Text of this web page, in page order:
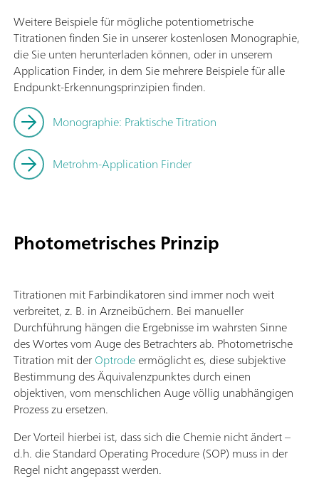
Weitere Beispiele für mögliche potentiometrische
Titrationen finden Sie in unserer kostenlosen Monographie,
die Sie unten herunterladen können, oder in unserem
Application Finder, in dem Sie mehrere Beispiele für alle
Endpunkt-Erkennungsprinzipien finden.
Monographie: Praktische Titration
Metrohm-Application Finder
Photometrisches Prinzip
Titrationen mit Farbindikatoren sind immer noch weit
verbreitet, z. B. in Arzneibüchern. Bei manueller
Durchführung hängen die Ergebnisse im wahrsten Sinne
des Wortes vom Auge des Betrachters ab. Photometrische
Titration mit derOptrodeermöglicht es, diese subjektive
Bestimmung des Äquivalenzpunktes durch einen
objektiven, vom menschlichen Auge völlig unabhängigen
Prozess zu ersetzen.
Der Vorteil hierbei ist, dass sich die Chemie nicht ändert –
d.h. die Standard Operating Procedure (SOP) muss in der
Regel nicht angepasst werden.